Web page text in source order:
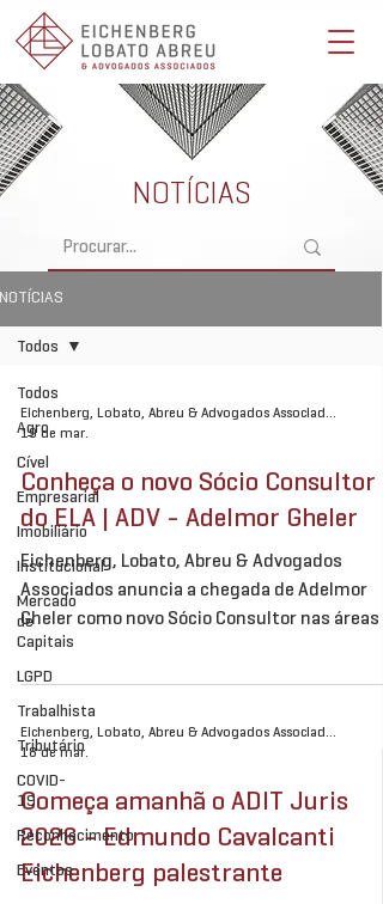
Eichenberg, Lobato, Abreu & Advogados Associados -
Advocacia Full Service
NOTÍCIAS
Todos
Agro
Cível
Empresarial
Imobiliário
Institucional
Mercado
de
Capitais
LGPD
Trabalhista
Tributário
COVID-
19
Reconhecimento
Eventos
Todos
Eichenberg, Lobato, Abreu & Advogados Associados
19 de mar.
Conheça o novo Sócio Consultor
do ELA | ADV - Adelmor Gheler
Eichenberg, Lobato, Abreu & Advogados
Associados anuncia a chegada de Adelmor
Gheler como novo Sócio Consultor nas áreas
Tributário e Agronegócio, na sede de São
Paulo. Com sólida trajetória no Direito
Tributário e ampla vivência em operações e
discussões ligadas ao agronegócio, Adelmor
chega ao ELA | ADV para fortalecer nossa
atuação full service, pautada pela
profundidade técnica e pela construção de
soluções de excelência. Sua experiência reúne
décadas de atuação em adm
Eichenberg, Lobato, Abreu & Advogados Associados
18 de mar.
Começa amanhã o ADIT Juris
2026 - Edmundo Cavalcanti
Eichenberg palestrante
NOTÍCIAS